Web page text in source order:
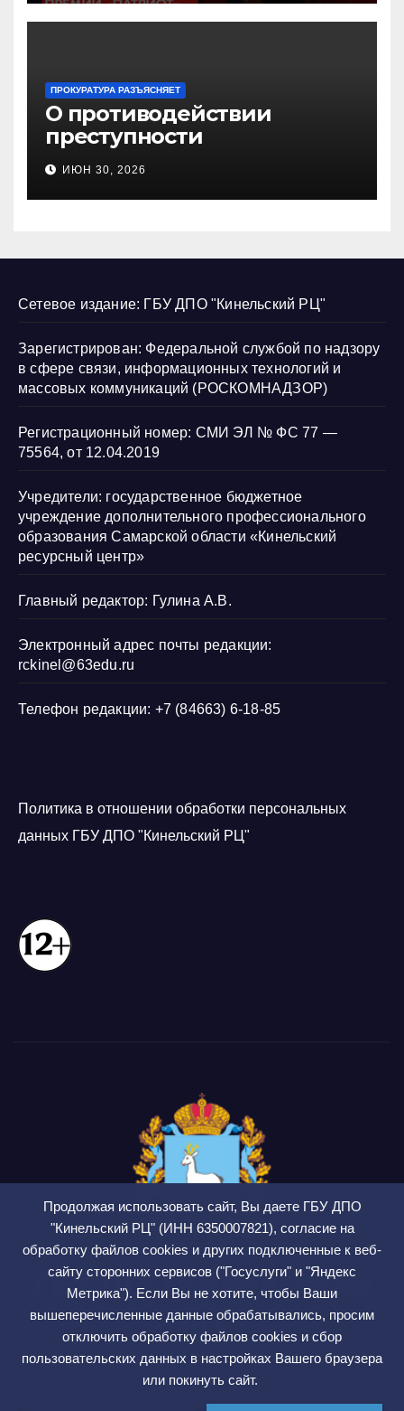
Продолжая использовать сайт, Вы даете ГБУ ДПО
"Кинельский РЦ" (ИНН 6350007821), согласие на
обработку файлов cookies и других подключенные к веб-
сайту сторонних сервисов ("Госуслуги" и "Яндекс
Метрика"). Если Вы не хотите, чтобы Ваши
вышеперечисленные данные обрабатывались, просим
отключить обработку файлов cookies и сбор
пользовательских данных в настройках Вашего браузера
или покинуть сайт.
ПРОКУРАТУРА РАЗЪЯСНЯЕТ
О противодействии
преступности
несовершеннолетних и
нарушению их прав
ИЮН 30, 2026
Сетевое издание: ГБУ ДПО "Кинельский РЦ"
Зарегистрирован: Федеральной службой по надзору
в сфере связи, информационных технологий и
массовых коммуникаций (РОСКОМНАДЗОР)
Регистрационный номер: СМИ ЭЛ № ФС 77 —
75564, от 12.04.2019
Учредители: государственное бюджетное
учреждение дополнительного профессионального
образования Самарской области «Кинельский
ресурсный центр»
Главный редактор: Гулина А.В.
Электронный адрес почты редакции:
rckinel@63edu.ru
Телефон редакции: +7 (84663) 6-18-85
Политика в отношении обработки персональных
данных ГБУ ДПО "Кинельский РЦ"
ГБУ ДПО Кинельский
РЦ
СМИ ЭЛ № ФС 77 — 75564